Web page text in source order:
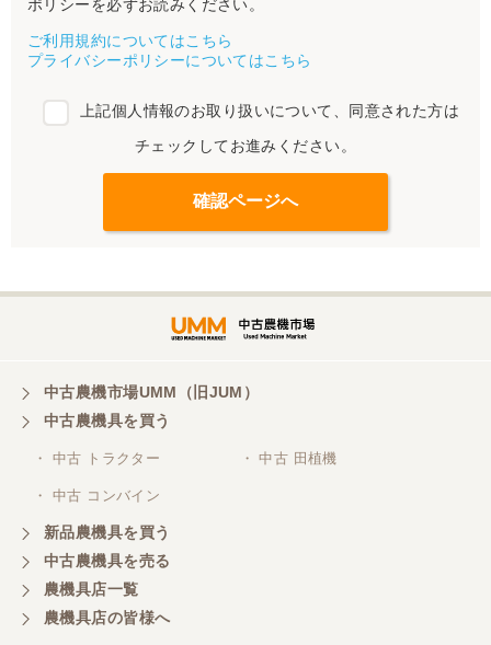
ポリシーを必ずお読みください。
ご利用規約についてはこちら
プライバシーポリシーについてはこちら
上記個人情報のお取り扱いについて、同意された方は
チェックしてお進みください。
中古農機市場UMM（旧JUM）
中古農機具を買う
・ 中古 トラクター ・ 中古 田植機
・ 中古 コンバイン
新品農機具を買う
中古農機具を売る
農機具店一覧
農機具店の皆様へ